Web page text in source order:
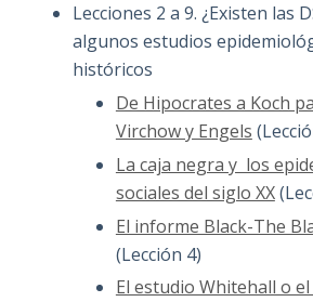
Lecciones 2 a 9. ¿Existen las
algunos estudios
históricos
De Hipocrates a Koch
Virchow y Engels
La caja negra y los
sociales del siglo XX
El informe Black-The
(Lección 4)
El estudio Whitehall o